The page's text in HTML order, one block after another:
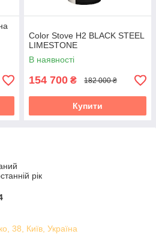
Color Stove H2 BLACK STEEL
LIMESTONE
В наявності
154 700 ₴ 182 000 ₴
Купити
рік
38, Київ, Україна